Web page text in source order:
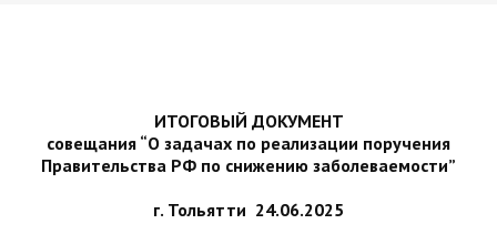
ИТОГОВЫЙ ДОКУМЕНТ
совещания “О задачах по реализации поручения
Правительства РФ по снижению заболеваемости”
г. Тольятти 24.06.2025